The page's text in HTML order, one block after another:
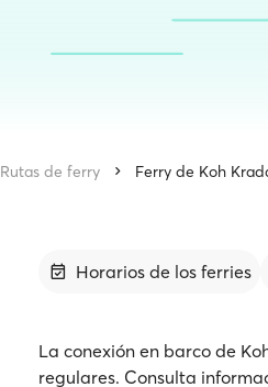
Rutas de ferry Ferry de Koh
Horarios de los ferries
La conexión en barco de
regulares. Consulta